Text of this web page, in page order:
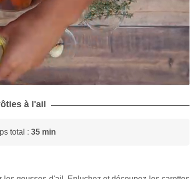
à l'ail
total : 35 min